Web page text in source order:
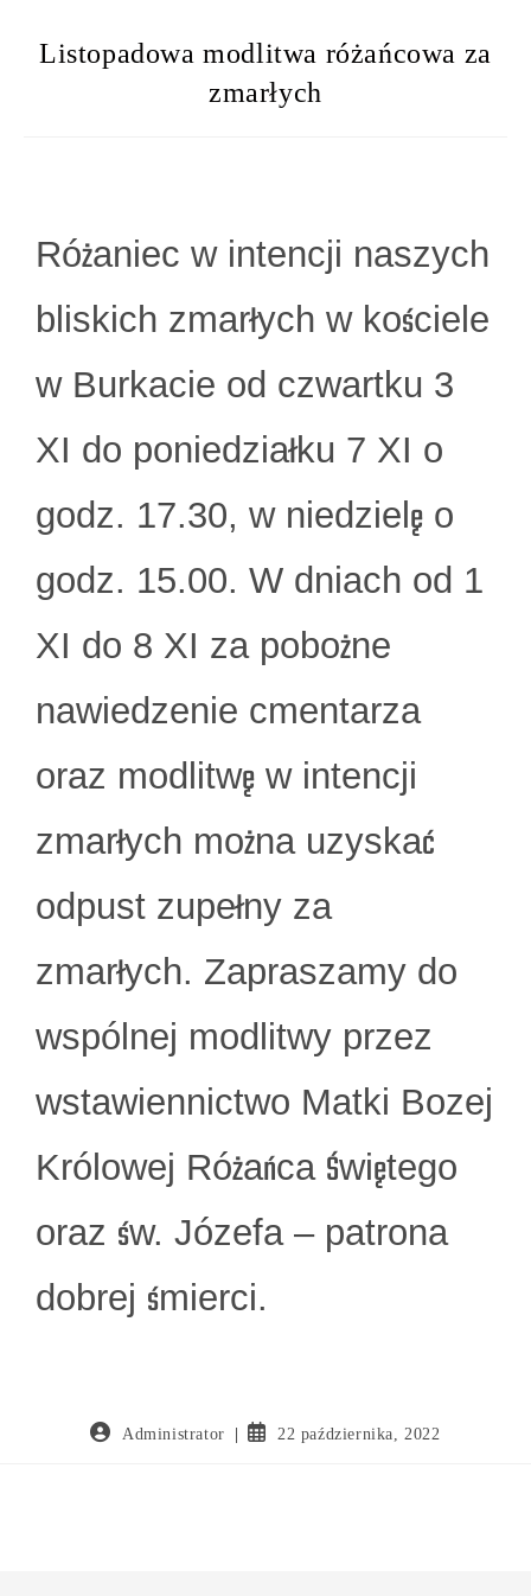
Listopadowa modlitwa różańcowa za
zmarłych
Różaniec w intencji naszych
bliskich zmarłych w kościele
w Burkacie od czwartku 3
XI do poniedziałku 7 XI o
godz. 17.30, w niedzielę o
godz. 15.00. W dniach od 1
XI do 8 XI za pobożne
nawiedzenie cmentarza
oraz modlitwę w intencji
zmarłych można uzyskać
odpust zupełny za
zmarłych. Zapraszamy do
wspólnej modlitwy przez
wstawiennictwo Matki Bozej
Królowej Różańca Świętego
oraz św. Józefa – patrona
dobrej śmierci.
Administrator 22 października, 2022